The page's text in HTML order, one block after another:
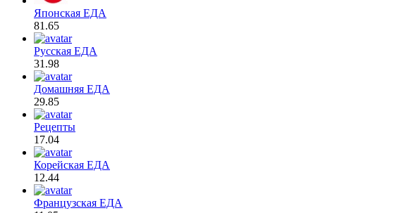
Японская ЕДА
81.65
Русская ЕДА
31.98
Домашняя ЕДА
29.85
Рецепты
17.04
Корейская ЕДА
12.44
Французская ЕДА